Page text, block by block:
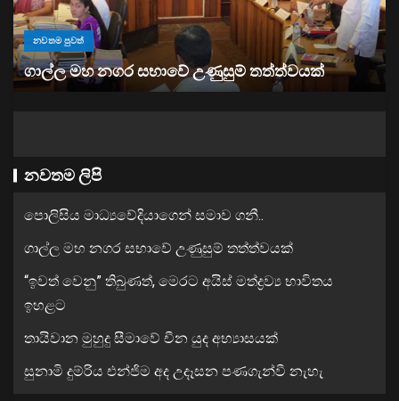
නවතම පුවත්
“ඉවත් වෙනු” තිබුණත්, මෙරට අයිස් මත්ද්‍රව්‍ය භාවිතය
ඉහළට
නවතම ලිපි
පොලිසිය මාධ්‍යවේදියාගෙන් සමාව ගනී..
ගාල්ල මහ නගර සභාවේ උණුසුම් තත්ත්වයක්
“ඉවත් වෙනු” තිබුණත්, මෙරට අයිස් මත්ද්‍රව්‍ය භාවිතය
ඉහළට
තායිවාන මුහුදු සීමාවේ චීන යුද අභ්‍යාසයක්
සුනාමි දුම්රිය එන්ජිම අද උදෑසන පණගැන්වී නැහැ